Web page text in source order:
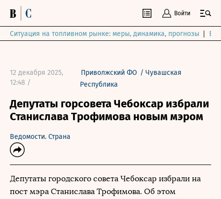
Войти
Ситуация на топливном рынке: меры, динамика, прогнозы
12 декабря 2025,
12:48 /
Приволжский ФО /Чувашская
Республика
Депутаты горсовета Чебоксар избрали
Станислава Трофимова новым мэром
Ведомости. Страна
Депутаты городского совета Чебоксар избрали на
пост мэра Станислава Трофимова. Об этом